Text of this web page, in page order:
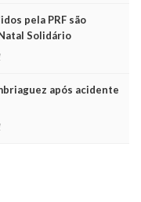
pela PRF são
Solidário
após acidente